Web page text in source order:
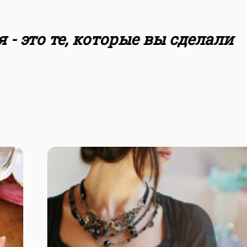
это те, которые вы сделали